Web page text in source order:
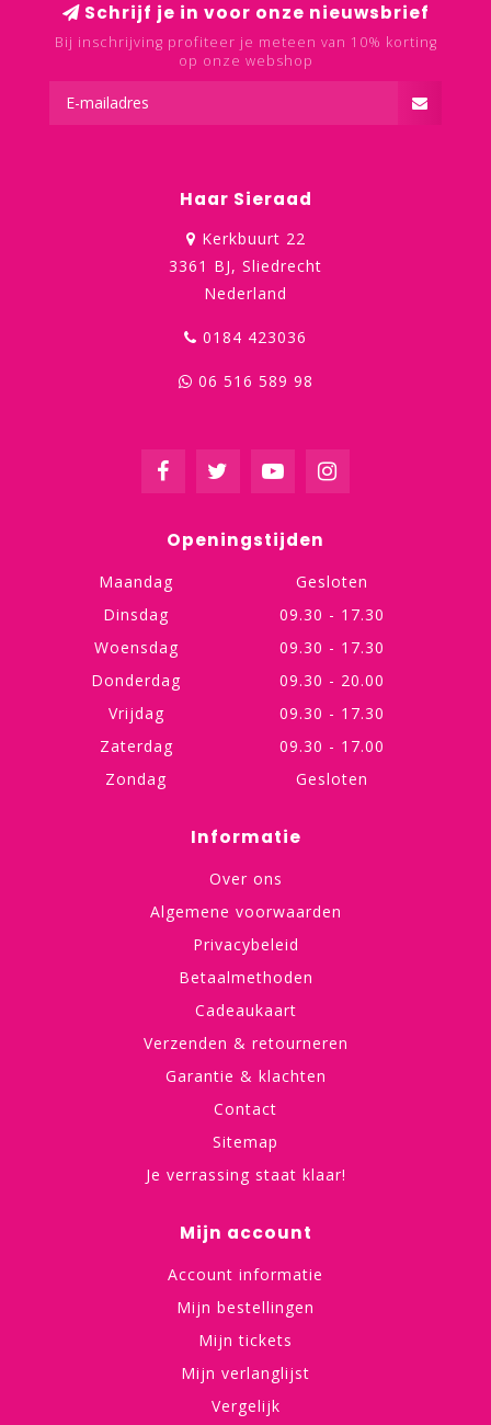
Schrijf je in voor onze nieuwsbrief
Bij inschrijving profiteer je meteen van 10% korting
op onze webshop
Haar Sieraad
Kerkbuurt 22
3361 BJ, Sliedrecht
Nederland
0184 423036
06 516 589 98
Openingstijden
Maandag
Gesloten
Dinsdag
09.30 - 17.30
Woensdag
09.30 - 17.30
Donderdag
09.30 - 20.00
Vrijdag
09.30 - 17.30
Zaterdag
09.30 - 17.00
Zondag
Gesloten
Informatie
Over ons
Algemene voorwaarden
Privacybeleid
Betaalmethoden
Cadeaukaart
Verzenden & retourneren
Garantie & klachten
Contact
Sitemap
Je verrassing staat klaar!
Mijn account
Account informatie
Mijn bestellingen
Mijn tickets
Mijn verlanglijst
Vergelijk